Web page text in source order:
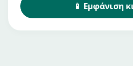
📱 Εμφάνιση